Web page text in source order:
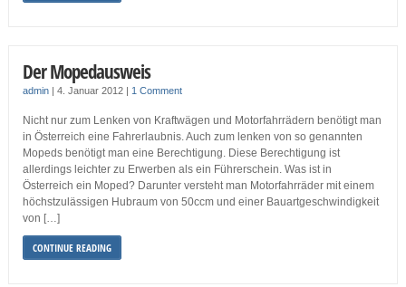
Der Mopedausweis
admin| 4. Januar 2012 | 1 Comment
Nicht nur zum Lenken von Kraftwägen und Motorfahrrädern benötigt man
in Österreich eine Fahrerlaubnis. Auch zum lenken von so genannten
Mopeds benötigt man eine Berechtigung. Diese Berechtigung ist
allerdings leichter zu Erwerben als ein Führerschein. Was ist in
Österreich ein Moped? Darunter versteht man Motorfahrräder mit einem
höchstzulässigen Hubraum von 50ccm und einer Bauartgeschwindigkeit
von […]
CONTINUE READING